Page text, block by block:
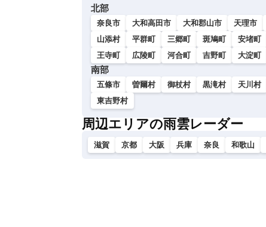
北部
奈良市 大和高田市 大和郡山市 天理市
山添村
平群町 三郷町 斑鳩町 安堵町
王寺町
広陵町 河合町 吉野町 大淀町
南部
五條市 曽爾村 御杖村 黒滝村 天川村
東吉野村
周辺エリアの雨雲レーダー
滋賀 京都 大阪 兵庫 奈良 和歌山